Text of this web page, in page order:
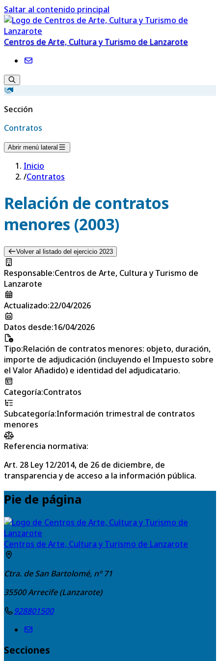
Saltar al contenido principal
Centros de Arte, Cultura y Turismo de Lanzarote
Sección
Contratos
Abrir menú lateral
Inicio
/Contratos
Relación de contratos
menores (2003)
Volver al listado del ejercicio 2023
Responsable:Centros de Arte, Cultura y Turismo de
Lanzarote
Actualizado:22/04/2026
Datos desde:16/04/2026
Tipo:Relación de contratos menores: objeto, duración,
importe de adjudicación (incluyendo el Impuesto sobre
el Valor Añadido) e identidad del adjudicatario.
Categoría:Contratos
Subcategoría:Información trimestral de contratos
menores
Referencia normativa:
Art. 28 Ley 12/2014, de 26 de diciembre, de
transparencia y de acceso a la información pública.
Pie de página
Centros de Arte, Cultura y Turismo de Lanzarote
Ctra. de San Bartolomé, nº 71
35500Arrecife (Lanzarote)
928801500
Secciones